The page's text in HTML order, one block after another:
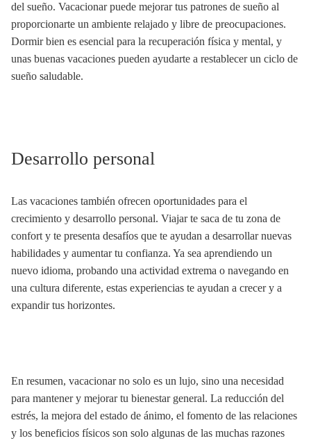
del sueño. Vacacionar puede mejorar tus patrones de sueño al
proporcionarte un ambiente relajado y libre de preocupaciones.
Dormir bien es esencial para la recuperación física y mental, y
unas buenas vacaciones pueden ayudarte a restablecer un ciclo de
sueño saludable.
Desarrollo personal
Las vacaciones también ofrecen oportunidades para el
crecimiento y desarrollo personal. Viajar te saca de tu zona de
confort y te presenta desafíos que te ayudan a desarrollar nuevas
habilidades y aumentar tu confianza. Ya sea aprendiendo un
nuevo idioma, probando una actividad extrema o navegando en
una cultura diferente, estas experiencias te ayudan a crecer y a
expandir tus horizontes.
En resumen, vacacionar no solo es un lujo, sino una necesidad
para mantener y mejorar tu bienestar general. La reducción del
estrés, la mejora del estado de ánimo, el fomento de las relaciones
y los beneficios físicos son solo algunas de las muchas razones